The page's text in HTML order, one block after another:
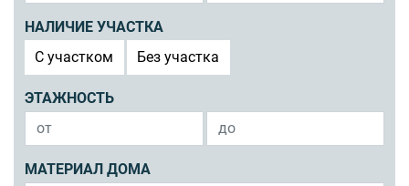
НАЛИЧИЕ УЧАСТКА
C участком
Без участка
ЭТАЖНОСТЬ
МАТЕРИАЛ ДОМА